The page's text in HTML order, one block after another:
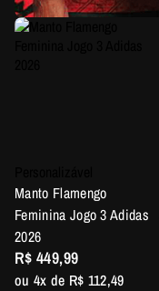
Manto Flamengo
Feminina Jogo 3 Adidas
2026
R$ 449,99
ou 4x de R$ 112,49